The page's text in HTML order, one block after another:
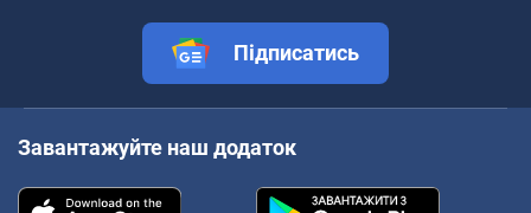
Підписатись
Завантажуйте наш додаток